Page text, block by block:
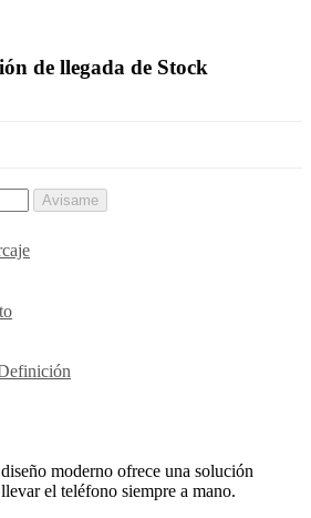
de llegada de Stock
Avisame
moderno ofrece una solución
el teléfono siempre a mano.